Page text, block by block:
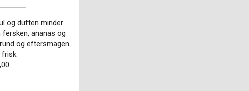
og duften minder
ananas og
og eftersmagen
frisk.